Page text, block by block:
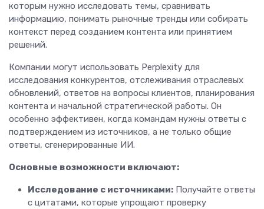
которым нужно исследовать темы, сравнивать
информацию, понимать рыночные тренды или собирать
контекст перед созданием контента или принятием
решений.
Компании могут использовать Perplexity для
исследования конкурентов, отслеживания отраслевых
обновлений, ответов на вопросы клиентов, планирования
контента и начальной стратегической работы. Он
особенно эффективен, когда командам нужны ответы с
подтверждением из источников, а не только общие
ответы, сгенерированные ИИ.
Основные возможности включают:
Исследование с источниками: Получайте ответы
с цитатами, которые упрощают проверку